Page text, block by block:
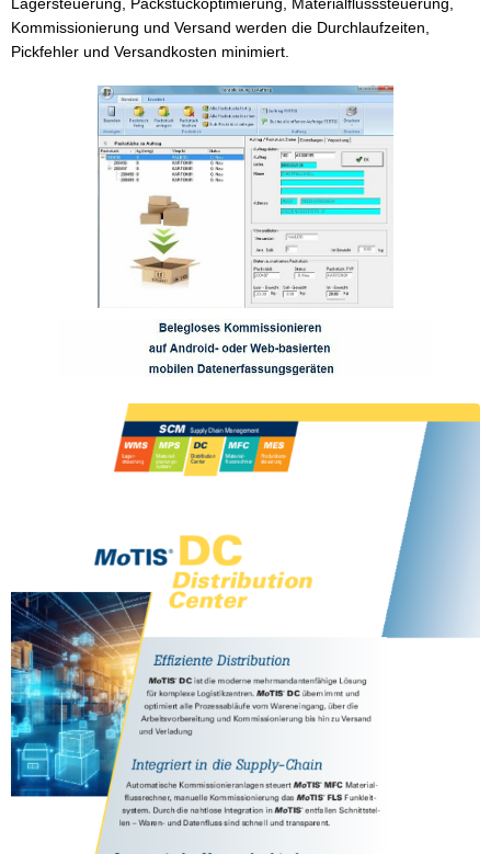
Kommissionierung und Versand werden die Durchlaufzeiten,
Pickfehler und Versandkosten minimiert.